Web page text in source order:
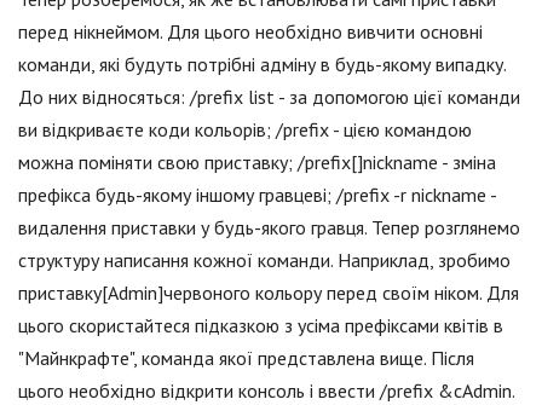
перед нікнеймом. Для цього необхідно вивчити основні
команди, які будуть потрібні адміну в будь-якому випадку.
До них відносяться: /prefix list - за допомогою цієї команди
ви відкриваєте коди кольорів; /prefix - цією командою
можна поміняти свою приставку; /prefix[]nickname - зміна
префікса будь-якому іншому гравцеві; /prefix -r nickname -
видалення приставки у будь-якого гравця. Тепер розглянемо
структуру написання кожної команди. Наприклад, зробимо
приставку[Admin]червоного кольору перед своїм ніком. Для
цього скористайтеся підказкою з усіма префіксами квітів в
"Майнкрафте", команда якої представлена вище. Після
цього необхідно відкрити консоль і ввести /prefix &cAdmin.